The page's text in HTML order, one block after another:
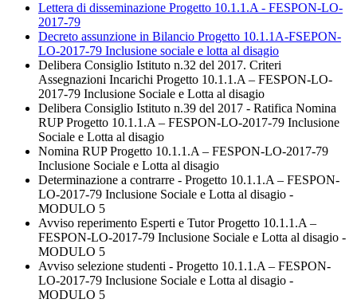
Lettera di disseminazione Progetto 10.1.1.A - FESPON-LO-
2017-79
Decreto assunzione in Bilancio Progetto 10.1.1A-FSEPON-
LO-2017-79 Inclusione sociale e lotta al disagio
Delibera Consiglio Istituto n.32 del 2017. Criteri
Assegnazioni Incarichi Progetto 10.1.1.A – FESPON-LO-
2017-79 Inclusione Sociale e Lotta al disagio
Delibera Consiglio Istituto n.39 del 2017 - Ratifica Nomina
RUP Progetto 10.1.1.A – FESPON-LO-2017-79 Inclusione
Sociale e Lotta al disagio
Nomina RUP Progetto 10.1.1.A – FESPON-LO-2017-79
Inclusione Sociale e Lotta al disagio
Determinazione a contrarre - Progetto 10.1.1.A – FESPON-
LO-2017-79 Inclusione Sociale e Lotta al disagio -
MODULO 5
Avviso reperimento Esperti e Tutor Progetto 10.1.1.A –
FESPON-LO-2017-79 Inclusione Sociale e Lotta al disagio -
MODULO 5
Avviso selezione studenti - Progetto 10.1.1.A – FESPON-
LO-2017-79 Inclusione Sociale e Lotta al disagio -
MODULO 5